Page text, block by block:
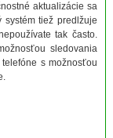
aktualizácie sa
systém tiež predlžuje
tak často.
sledovania
s možnosťou